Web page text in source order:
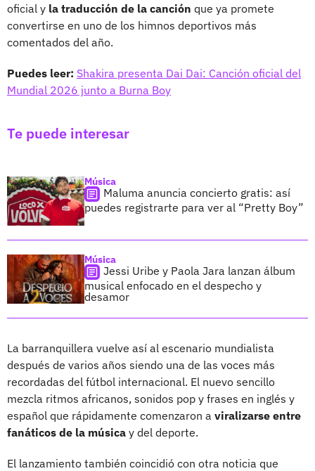
oficial y la traducción de la canción que ya promete
convertirse en uno de los himnos deportivos más
comentados del año.
Puedes leer: Shakira presenta Dai Dai: Canción oficial del
Mundial 2026 junto a Burna Boy
Te puede interesar
Música
Maluma anuncia concierto gratis: así
puedes registrarte para ver al “Pretty Boy”
Música
Jessi Uribe y Paola Jara lanzan álbum
musical enfocado en el despecho y
desamor
La barranquillera vuelve así al escenario mundialista
después de varios años siendo una de las voces más
recordadas del fútbol internacional. El nuevo sencillo
mezcla ritmos africanos, sonidos pop y frases en inglés y
español que rápidamente comenzaron a viralizarse entre
fanáticos de la música y del deporte.
El lanzamiento también coincidió con otra noticia que